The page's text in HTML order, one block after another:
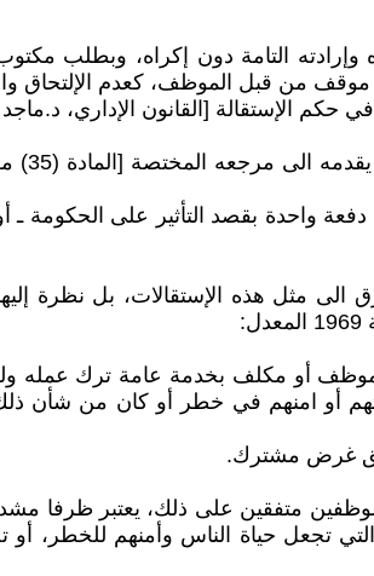
التامة دون إكراه، وبطلب
وقد يتم تقديم الإستقالة من خلال إتخاذ موقف من قبل
الإستقالة [القانون الإداري، د.ماجد
واحدة بقصد التأثير على الحكومة ـ أو
الى مثل هذه الإستقالات، بل نظرة
أو مكلف بخدمة عامة ترك عمله ولو
أو امنهم في خطر أو كان من شأن
متفقين على ذلك، يعتبر ظرفا
التي تجعل حیاة الناس وأمنهم للخطر،